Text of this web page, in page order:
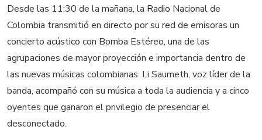
Desde las 11:30 de la mañana, la Radio Nacional de
Colombia transmitió en directo por su red de emisoras un
concierto acústico con Bomba Estéreo, una de las
agrupaciones de mayor proyección e importancia dentro de
las nuevas músicas colombianas. Li Saumeth, voz líder de la
banda, acompañó con su música a toda la audiencia y a cinco
oyentes que ganaron el privilegio de presenciar el
desconectado.